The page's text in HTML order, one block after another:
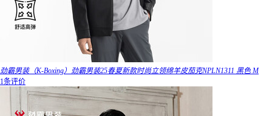
劲霸男装（K-Boxing）劲霸男装25春夏新款时尚立领绵羊皮茄克NPLN1311 黑色 M
1条评价